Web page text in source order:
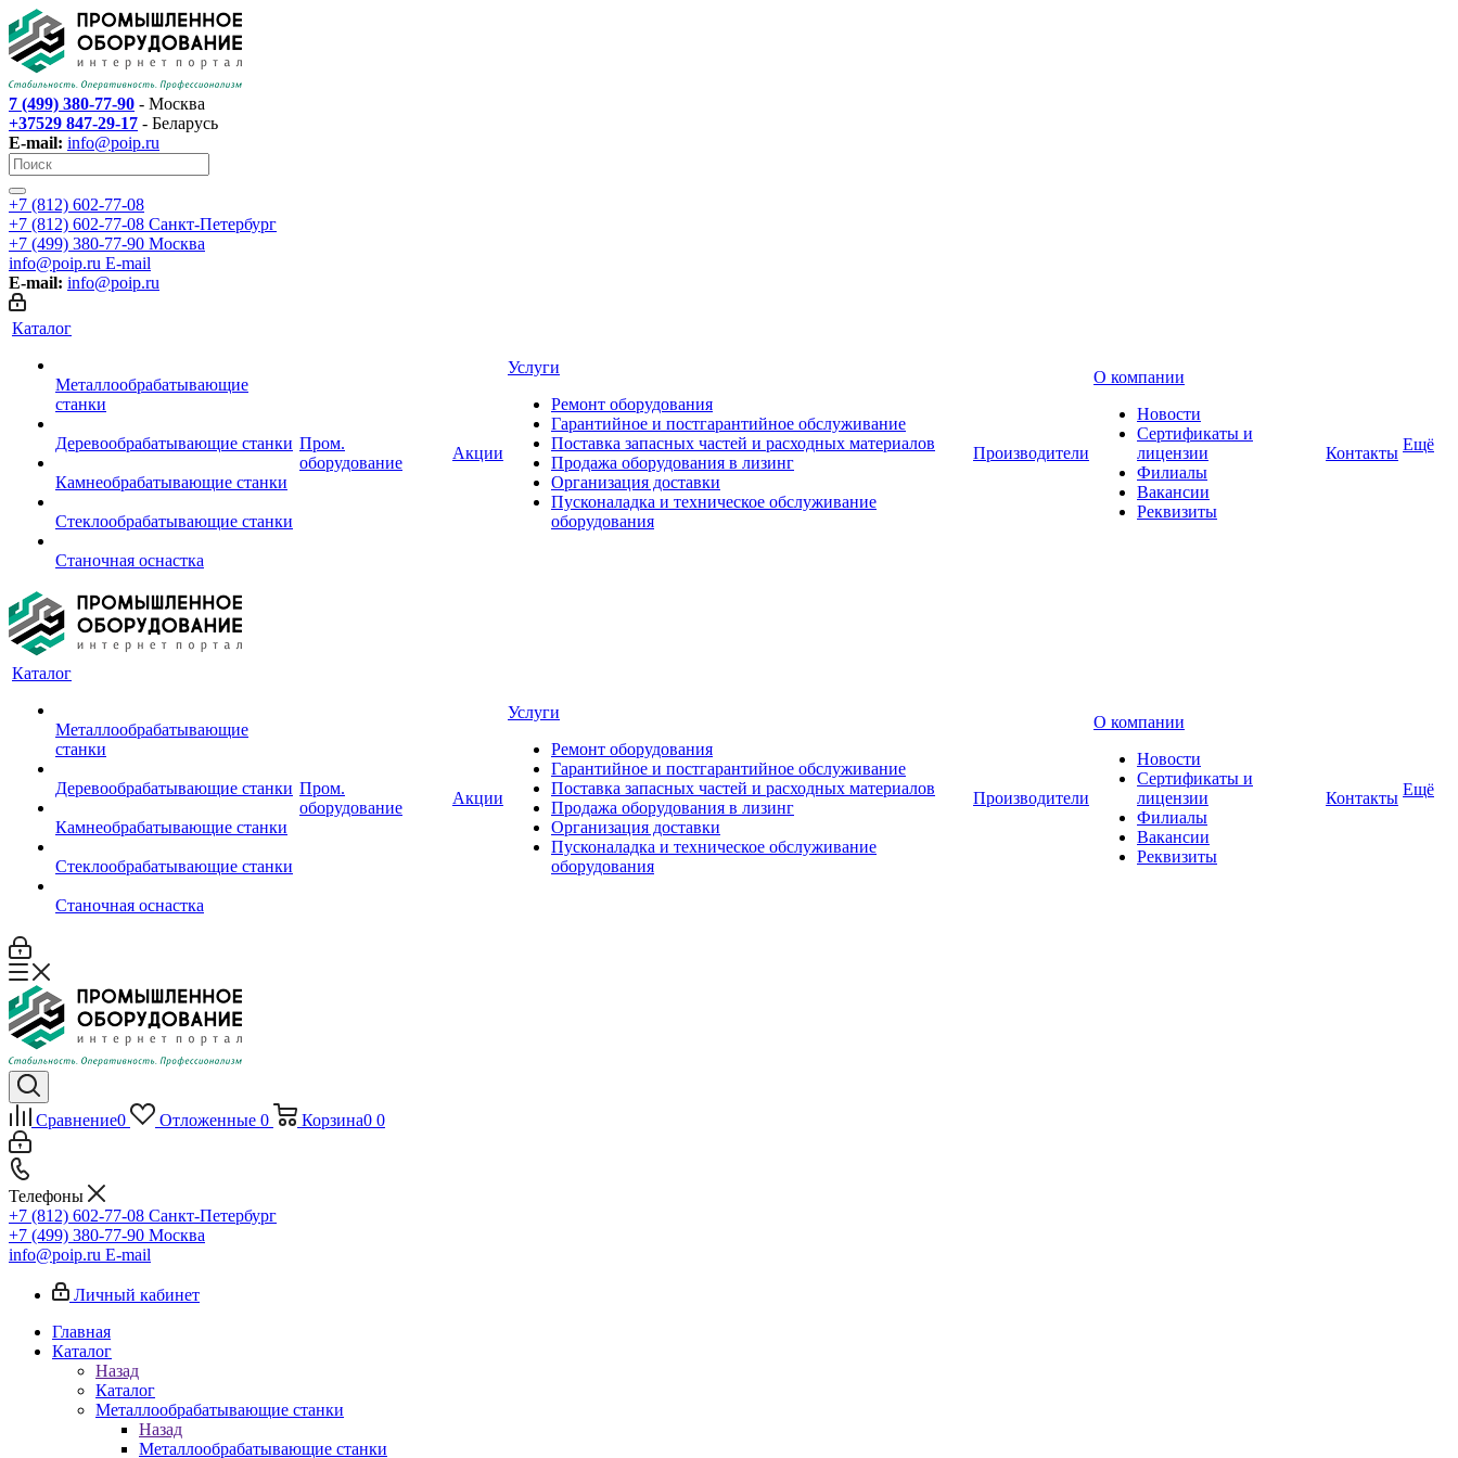
7 (499) 380-77-90 - Москва
+37529 847-29-17 - Беларусь
E-mail: info@poip.ru
+7 (812) 602-77-08
+7 (812) 602-77-08 Санкт-Петербург
+7 (499) 380-77-90 Москва
info@poip.ru E-mail
E-mail: info@poip.ru
Каталог
Металлообрабатывающие
станки
Деревообрабатывающие станки
Камнеобрабатывающие станки
Стеклообрабатывающие станки
Станочная оснастка
Пром.
оборудование
Акции
Услуги
Ремонт оборудования
Гарантийное и постгарантийное обслуживание
Поставка запасных частей и расходных материалов
Продажа оборудования в лизинг
Организация доставки
Пусконаладка и техническое обслуживание
оборудования
Производители
О компании
Новости
Сертификаты и
лицензии
Филиалы
Вакансии
Реквизиты
Контакты Ещё
Каталог
Металлообрабатывающие
станки
Деревообрабатывающие станки
Камнеобрабатывающие станки
Стеклообрабатывающие станки
Станочная оснастка
Пром.
оборудование
Акции
Услуги
Ремонт оборудования
Гарантийное и постгарантийное обслуживание
Поставка запасных частей и расходных материалов
Продажа оборудования в лизинг
Организация доставки
Пусконаладка и техническое обслуживание
оборудования
Производители
О компании
Новости
Сертификаты и
лицензии
Филиалы
Вакансии
Реквизиты
Контакты Ещё
Сравнение0 Отложенные 0 Корзина0 0
Телефоны
+7 (812) 602-77-08 Санкт-Петербург
+7 (499) 380-77-90 Москва
info@poip.ru E-mail
Личный кабинет
Главная
Каталог
Назад
Каталог
Металлообрабатывающие станки
Назад
Металлообрабатывающие станки